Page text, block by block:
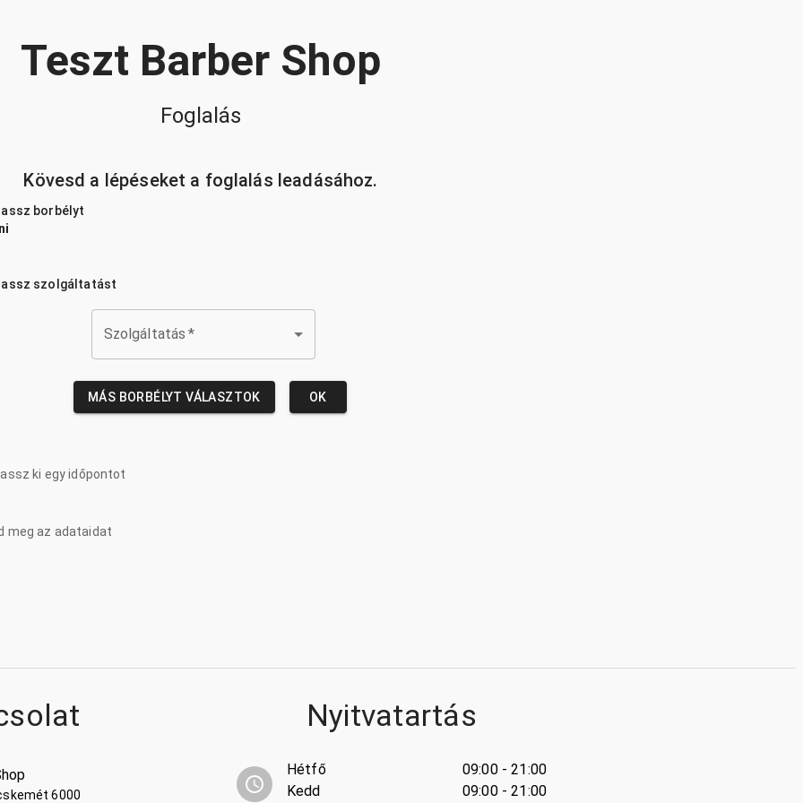
Teszt Barber Shop
Foglalás
Kövesd a lépéseket a foglalás leadásához.
borbélyt
szolgáltatást
Szolgáltatás *
MÁS BORBÉLYT VÁLASZTOK OK
ki egy időpontot
meg az adataidat
6000
Nyitvatartás
Hétfő
Kedd
09:00 - 21:00
09:00 - 21:00